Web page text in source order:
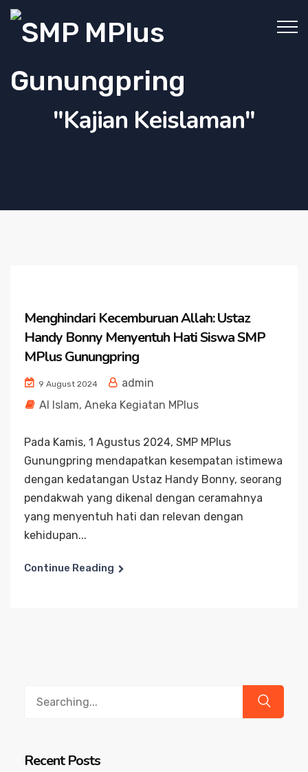
"Kajian Keislaman"
Menghindari Kecemburuan Allah: Ustaz
Handy Bonny Menyentuh Hati Siswa SMP
MPlus Gunungpring
9 August 2024
admin
Al Islam, Aneka Kegiatan MPlus
Pada Kamis, 1 Agustus 2024, SMP MPlus
Gunungpring mendapatkan kesempatan istimewa
dengan kedatangan Ustaz Handy Bonny, seorang
pendakwah yang dikenal dengan ceramahnya
yang menyentuh hati dan relevan dengan
kehidupan...
Continue Reading
Recent Posts